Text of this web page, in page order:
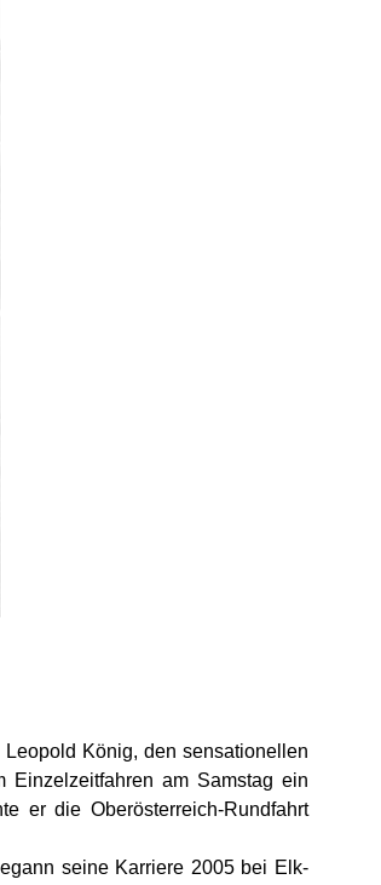
König, den sensationellen
Einzelzeitfahren am Samstag ein
er die Oberösterreich-Rundfahrt
seine Karriere 2005 bei Elk-